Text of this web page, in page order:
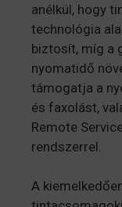
anélkül, hogy
technológia
biztosít, míg a
nyomatidő
támogatja a
és faxolást,
Remote
rendszerrel.
A